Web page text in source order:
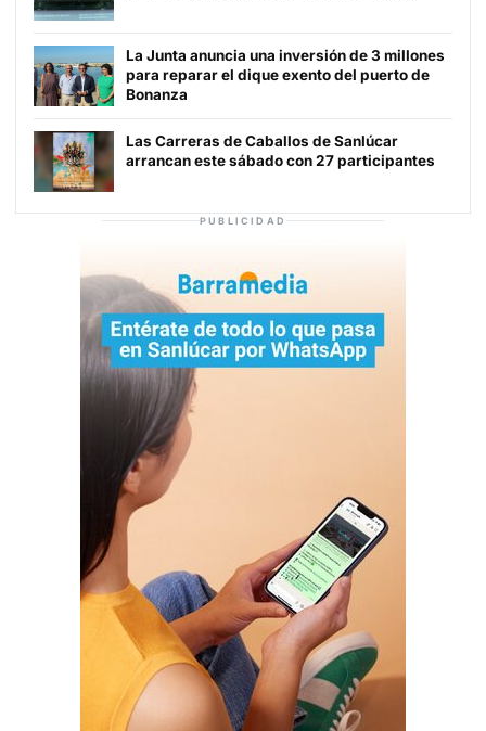
La Junta anuncia una inversión de 3 millones
para reparar el dique exento del puerto de
Bonanza
Las Carreras de Caballos de Sanlúcar
arrancan este sábado con 27 participantes
PUBLICIDAD